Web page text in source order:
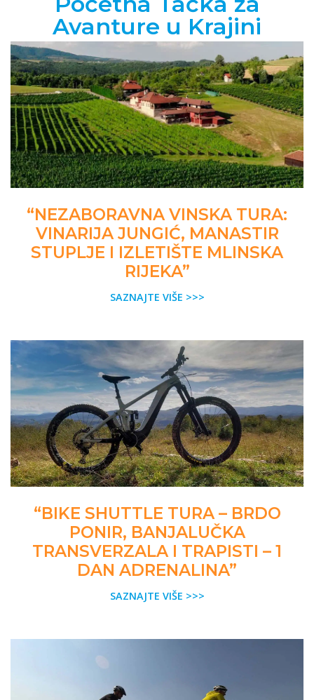
Avanture u Krajini
“NEZABORAVNA VINSKA TURA:
VINARIJA JUNGIĆ, MANASTIR
STUPLJE I IZLETIŠTE MLINSKA
RIJEKA”
SAZNAJTE VIŠE >>>
“BIKE SHUTTLE TURA – BRDO
PONIR, BANJALUČKA
TRANSVERZALA I TRAPISTI – 1
DAN ADRENALINA”
SAZNAJTE VIŠE >>>